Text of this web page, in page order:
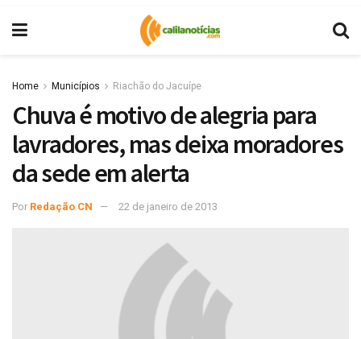
Home Municípios Riachão do Jacuípe
Chuva é motivo de alegria para
lavradores, mas deixa moradores
da sede em alerta
Por Redação CN 22 de janeiro de 2013